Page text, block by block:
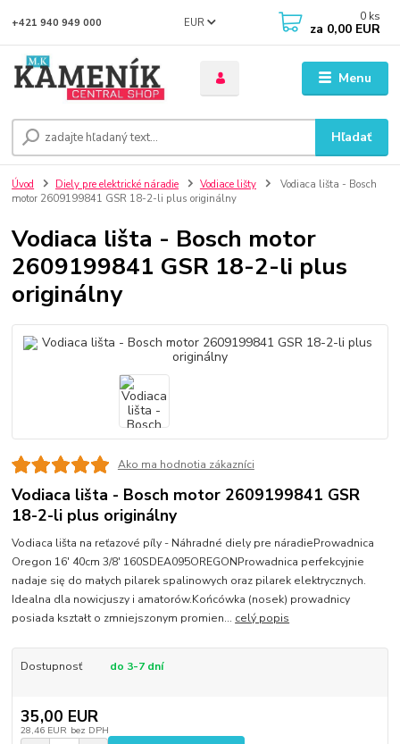
Menu
EUR
Hľadať
+421 940 949 000 0 ks
za 0,00 EUR
Úvod Diely pre elektrické náradie Vodiace lišty
Vodiaca lišta - Bosch
motor 2609199841 GSR 18-2-li plus originálny
Vodiaca lišta - Bosch motor
2609199841 GSR 18-2-li plus
originálny
Ako ma hodnotia zákazníci
Vodiaca lišta - Bosch motor 2609199841 GSR
18-2-li plus originálny
Vodiaca lišta na reťazové píly - Náhradné diely pre náradieProwadnica
Oregon 16' 40cm 3/8' 160SDEA095OREGONProwadnica perfekcyjnie
nadaje się do małych pilarek spalinowych oraz pilarek elektrycznych.
Idealna dla nowicjuszy i amatorów.Końcówka (nosek) prowadnicy
posiada kształt o zmniejszonym promien... celý popis
Dostupnosť do 3-7 dní
35,00 EUR
28,46 EUR bez DPH